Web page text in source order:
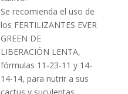
Se recomienda el uso de
los FERTILIZANTES EVER
GREEN DE
LIBERACIÓN LENTA,
fórmulas 11-23-11 y 14-
14-14, para nutrir a sus